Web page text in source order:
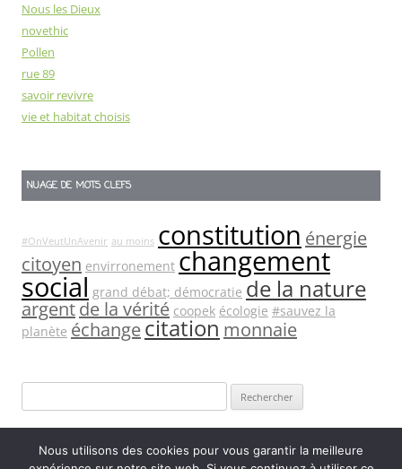
Nous les Dieux
novethic
Pollen
rue 89
savoir revivre
vie et habitat choisis
NUAGE DE MOTS CLEFS
#OnVeutUnAvenir au moins constitution énergie
citoyen envirronement changement
social grand débat; démocratie de la nature
argentde la vérité coopek écologie #sauvez la
planète échangecitation monnaie
Nous utilisons des cookies pour vous garantir la meilleure